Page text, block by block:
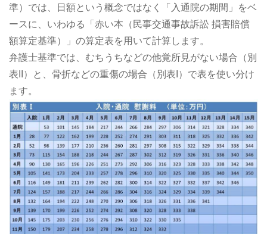
準）では、日額という概念ではなく「入通院の期間」をベ
ースに、いわゆる「赤い本（民事交通事故訴訟 損害賠償
額算定基準）」の算定表を用いて計算します。
弁護士基準では、むちうちなどの他覚所見がない場合（別
表II）と、骨折などの重傷の場合（別表I）で表を使い分け
ます。